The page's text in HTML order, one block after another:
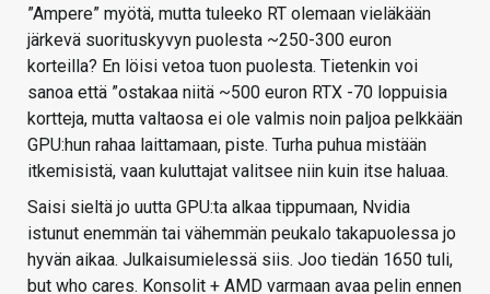
”Ampere” myötä, mutta tuleeko RT olemaan vieläkään
järkevä suorituskyvyn puolesta ~250-300 euron
korteilla? En löisi vetoa tuon puolesta. Tietenkin voi
sanoa että ”ostakaa niitä ~500 euron RTX -70 loppuisia
kortteja, mutta valtaosa ei ole valmis noin paljoa pelkkään
GPU:hun rahaa laittamaan, piste. Turha puhua mistään
itkemisistä, vaan kuluttajat valitsee niin kuin itse haluaa.
Saisi sieltä jo uutta GPU:ta alkaa tippumaan, Nvidia
istunut enemmän tai vähemmän peukalo takapuolessa jo
hyvän aikaa. Julkaisumielessä siis. Joo tiedän 1650 tuli,
but who cares. Konsolit + AMD varmaan avaa pelin ennen